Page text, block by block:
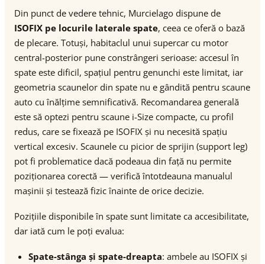
Din punct de vedere tehnic, Murcielago dispune de
ISOFIX pe locurile laterale spate, ceea ce oferă o bază
de plecare. Totuși, habitaclul unui supercar cu motor
central-posterior pune constrângeri serioase: accesul în
spate este dificil, spațiul pentru genunchi este limitat, iar
geometria scaunelor din spate nu e gândită pentru scaune
auto cu înălțime semnificativă. Recomandarea generală
este să optezi pentru scaune i-Size compacte, cu profil
redus, care se fixează pe ISOFIX și nu necesită spațiu
vertical excesiv. Scaunele cu picior de sprijin (support leg)
pot fi problematice dacă podeaua din față nu permite
poziționarea corectă — verifică întotdeauna manualul
mașinii și testează fizic înainte de orice decizie.
Pozițiile disponibile în spate sunt limitate ca accesibilitate,
dar iată cum le poți evalua:
Spate-stânga și spate-dreapta: ambele au ISOFIX și